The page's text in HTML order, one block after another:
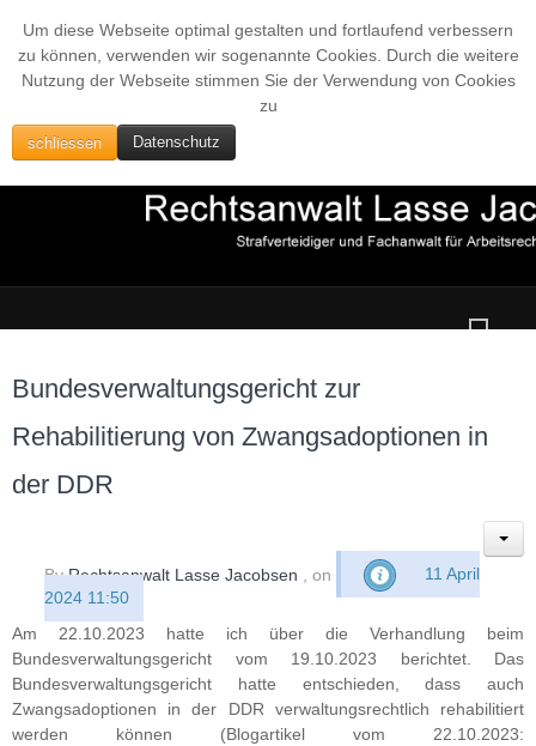
Um diese Webseite optimal gestalten und fortlaufend verbessern
zu können, verwenden wir sogenannte Cookies. Durch die weitere
Nutzung der Webseite stimmen Sie der Verwendung von Cookies
zu
schliessen Datenschutz
Bundesverwaltungsgericht zur
Rehabilitierung von Zwangsadoptionen in
der DDR
ByRechtsanwalt Lasse Jacobsen , on
11 April
2024 11:50
Am 22.10.2023 hatte ich über die Verhandlung beim
Bundesverwaltungsgericht vom 19.10.2023 berichtet. Das
Bundesverwaltungsgericht hatte entschieden, dass auch
Zwangsadoptionen in der DDR verwaltungsrechtlich rehabilitiert
werden können (Blogartikel vom 22.10.2023: